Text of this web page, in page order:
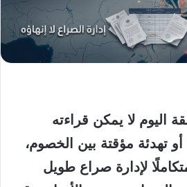
اليوم لا يمكن قراءته
أو تهدئة مؤقتة بين الخصوم،
لإدارة صراع طويل